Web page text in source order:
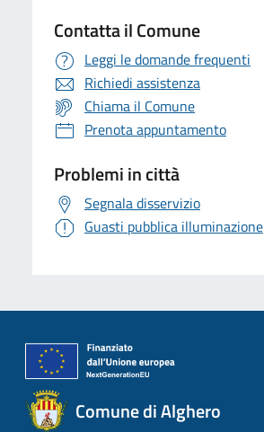
Contatta il Comune
Leggi le domande frequenti
Richiedi assistenza
Chiama il Comune
Prenota appuntamento
Problemi in città
Segnala disservizio
Guasti pubblica illuminazione
Comune di Alghero